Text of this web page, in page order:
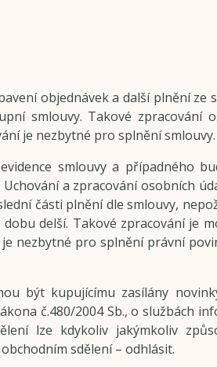
objednávek a další plnění ze
smlouvy. Takové zpracování
je nezbytné pro splnění smlouvy.
smlouvy a případného
a zpracování osobních
části plnění dle smlouvy,
delší. Takové zpracování je
nezbytné pro splnění právní
být kupujícímu zasílány
č.480/2004 Sb., o službách
lze kdykoliv jakýmkoliv
sdělení – odhlásit.